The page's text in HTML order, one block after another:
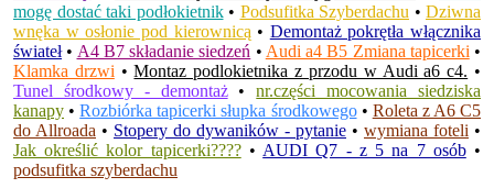
mogę dostać taki podłokietnik• Podsufitka Szyberdachu • Dziwna
wnęka w osłonie pod kierownicą • Demontaż pokrętła włącznika
świateł• A4 B7 składanie siedzeń • Audi a4 B5 Zmiana tapicerki •
Klamka drzwi •Montaz podlokietnika z przodu w Audi a6 c4. •
Tunel środkowy - demontaż•nr.części mocowania siedziska
kanapy •Rozbiórka tapicerki słupka środkowego• Roleta z A6 C5
do Allroada • Stopery do dywaników - pytanie • wymiana foteli •
Jak określić kolor tapicerki????• AUDI Q7 - z 5 na 7 osób•
podsufitka szyberdachu